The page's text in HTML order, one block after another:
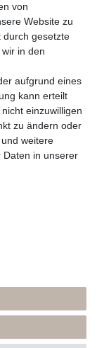
von
Website zu
durch gesetzte
in den
aufgrund eines
kann erteilt
einzuwilligen
zu ändern oder
und weitere
Daten in unserer